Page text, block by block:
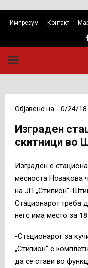
Импресум Контакт
PRIMARY
Објавено на: 10/24/18
Изграден
скитници во
Изграден е
месноста Новакова
на ЈП „Стипион“-
Стационарот треба
него има место за
-Стационарот за
„Стипион“ е
да се стави во